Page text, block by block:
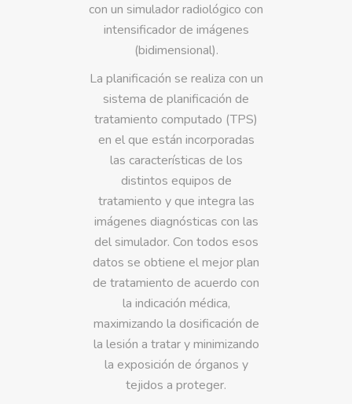
con un simulador radiológico con
intensificador de imágenes
(bidimensional).
La planificación se realiza con un
sistema de planificación de
tratamiento computado (TPS)
en el que están incorporadas
las características de los
distintos equipos de
tratamiento y que integra las
imágenes diagnósticas con las
del simulador. Con todos esos
datos se obtiene el mejor plan
de tratamiento de acuerdo con
la indicación médica,
maximizando la dosificación de
la lesión a tratar y minimizando
la exposición de órganos y
tejidos a proteger.